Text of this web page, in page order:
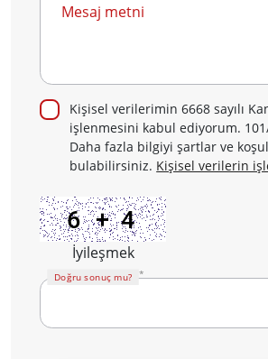
Mesaj metni
Kişisel verilerimin 6668 sayılı
işlenmesini kabul ediyorum. 101/
Daha fazla bilgiyi şartlar ve
bulabilirsiniz. Kişisel verilerin
İyileşmek
Doğru sonuç mu?